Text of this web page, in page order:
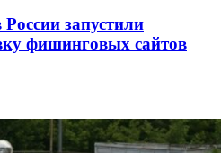
запустили
фишинговых сайтов